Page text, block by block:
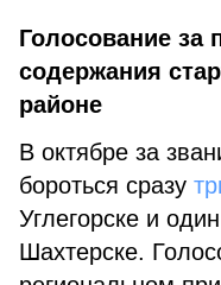
Голосование за
содержания
районе
В октябре за
бороться сразу
Углегорске и
Шахтерске.